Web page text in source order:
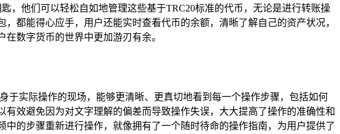
，他们可以轻松自如地管理这些基于TRC20标准的代币，无论是进行转账操
都能得心应手，用户还能实时查看代币的余额，清晰了解自己的资产状况，
数字货币的世界中更加游刃有余。
实际操作的现场，能够更清晰、更真切地看到每一个操作步骤，包括如何
效避免因为对文字理解的偏差而导致操作失误，大大提高了操作的准确性和
的步骤重新进行操作，就像拥有了一个随时待命的操作指南，为用户提供了